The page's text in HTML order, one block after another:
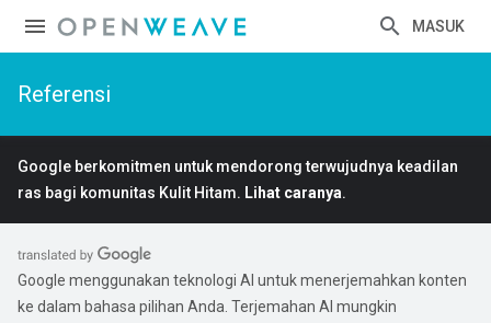
MASUK
Referensi
Google berkomitmen untuk mendorong terwujudnya keadilan
ras bagi komunitas Kulit Hitam. Lihat caranya.
Google menggunakan teknologi AI untuk menerjemahkan konten
ke dalam bahasa pilihan Anda. Terjemahan AI mungkin